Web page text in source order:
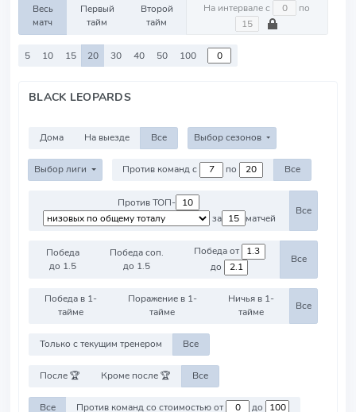
Весь
матч
Первый
тайм
Второй
тайм
На интервале с по
5 10 15 20 30 40 50 100
BLACK LEOPARDS
Дома На выезде Все Выбор сезонов
Выбор лиги Против команд с по Все
Против ТОП-
за
матчей
Все
Победа
до 1.5
Победа соп.
до 1.5
Победа от
до
Все
Победа в 1-
тайме
Поражение в 1-
тайме
Ничья в 1-
тайме
Все
Только с текущим тренером Все
После 🏆 Кроме после 🏆 Все
Все Против команд со стоимостью от до